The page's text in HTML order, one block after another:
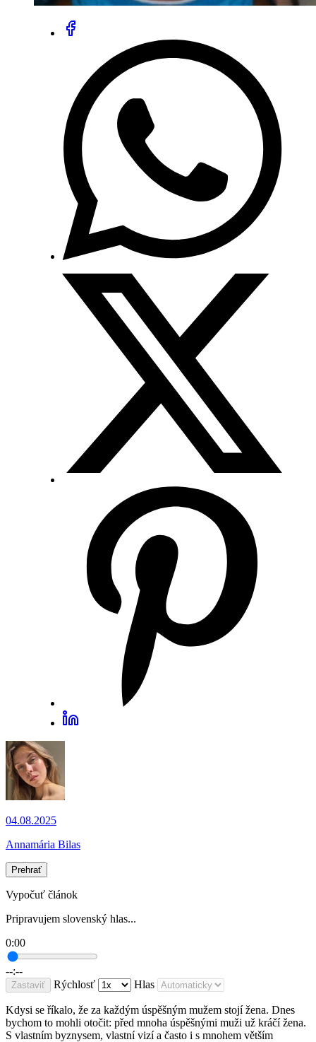
04.08.2025
Annamária Bilas
Prehrať
Vypočuť článok
Pripravujem slovenský hlas...
0:00
--:--
Zastaviť Rýchlosť Hlas
Kdysi se říkalo, že za každým úspěšným mužem stojí žena. Dnes
bychom to mohli otočit: před mnoha úspěšnými muži už kráčí žena.
S vlastním byznysem, vlastní vizí a často i s mnohem větším